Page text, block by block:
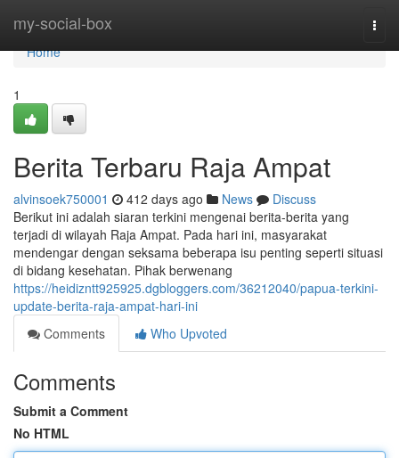
my-social-box
Home
Home
1
Berita Terbaru Raja Ampat
alvinsoek750001 412 days ago News
Discuss
Berikut ini adalah siaran terkini mengenai berita-berita yang
terjadi di wilayah Raja Ampat. Pada hari ini, masyarakat
mendengar dengan seksama beberapa isu penting seperti situasi
di bidang kesehatan. Pihak berwenang
https://heidizntt925925.dgbloggers.com/36212040/papua-terkini-
update-berita-raja-ampat-hari-ini
Comments
Who Upvoted
Comments
Submit a Comment
No HTML